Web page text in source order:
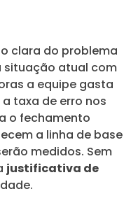
clara do problema
situação atual com
a equipe gasta
taxa de erro nos
o fechamento
a linha de base
medidos. Sem
justificativa de